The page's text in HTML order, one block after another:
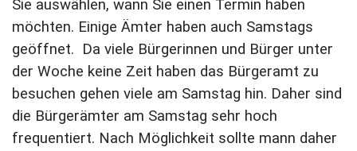
Sie auswählen, wann Sie einen Termin haben
möchten. Einige Ämter haben auch Samstags
geöffnet. Da viele Bürgerinnen und Bürger unter
der Woche keine Zeit haben das Bürgeramt zu
besuchen gehen viele am Samstag hin. Daher sind
die Bürgerämter am Samstag sehr hoch
frequentiert. Nach Möglichkeit sollte mann daher